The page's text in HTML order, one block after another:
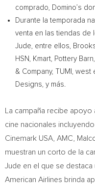
comprado, Domino’s
Durante la temporada
venta en las tiendas de
Jude, entre ellos,
HSN, Kmart, Pottery
& Company, TUMI, west
Designs, y más.
La campaña recibe
cine nacionales
Cinemark USA , AMC,
muestran un corto de la
Jude en el que se destaca
American Airlines brinda